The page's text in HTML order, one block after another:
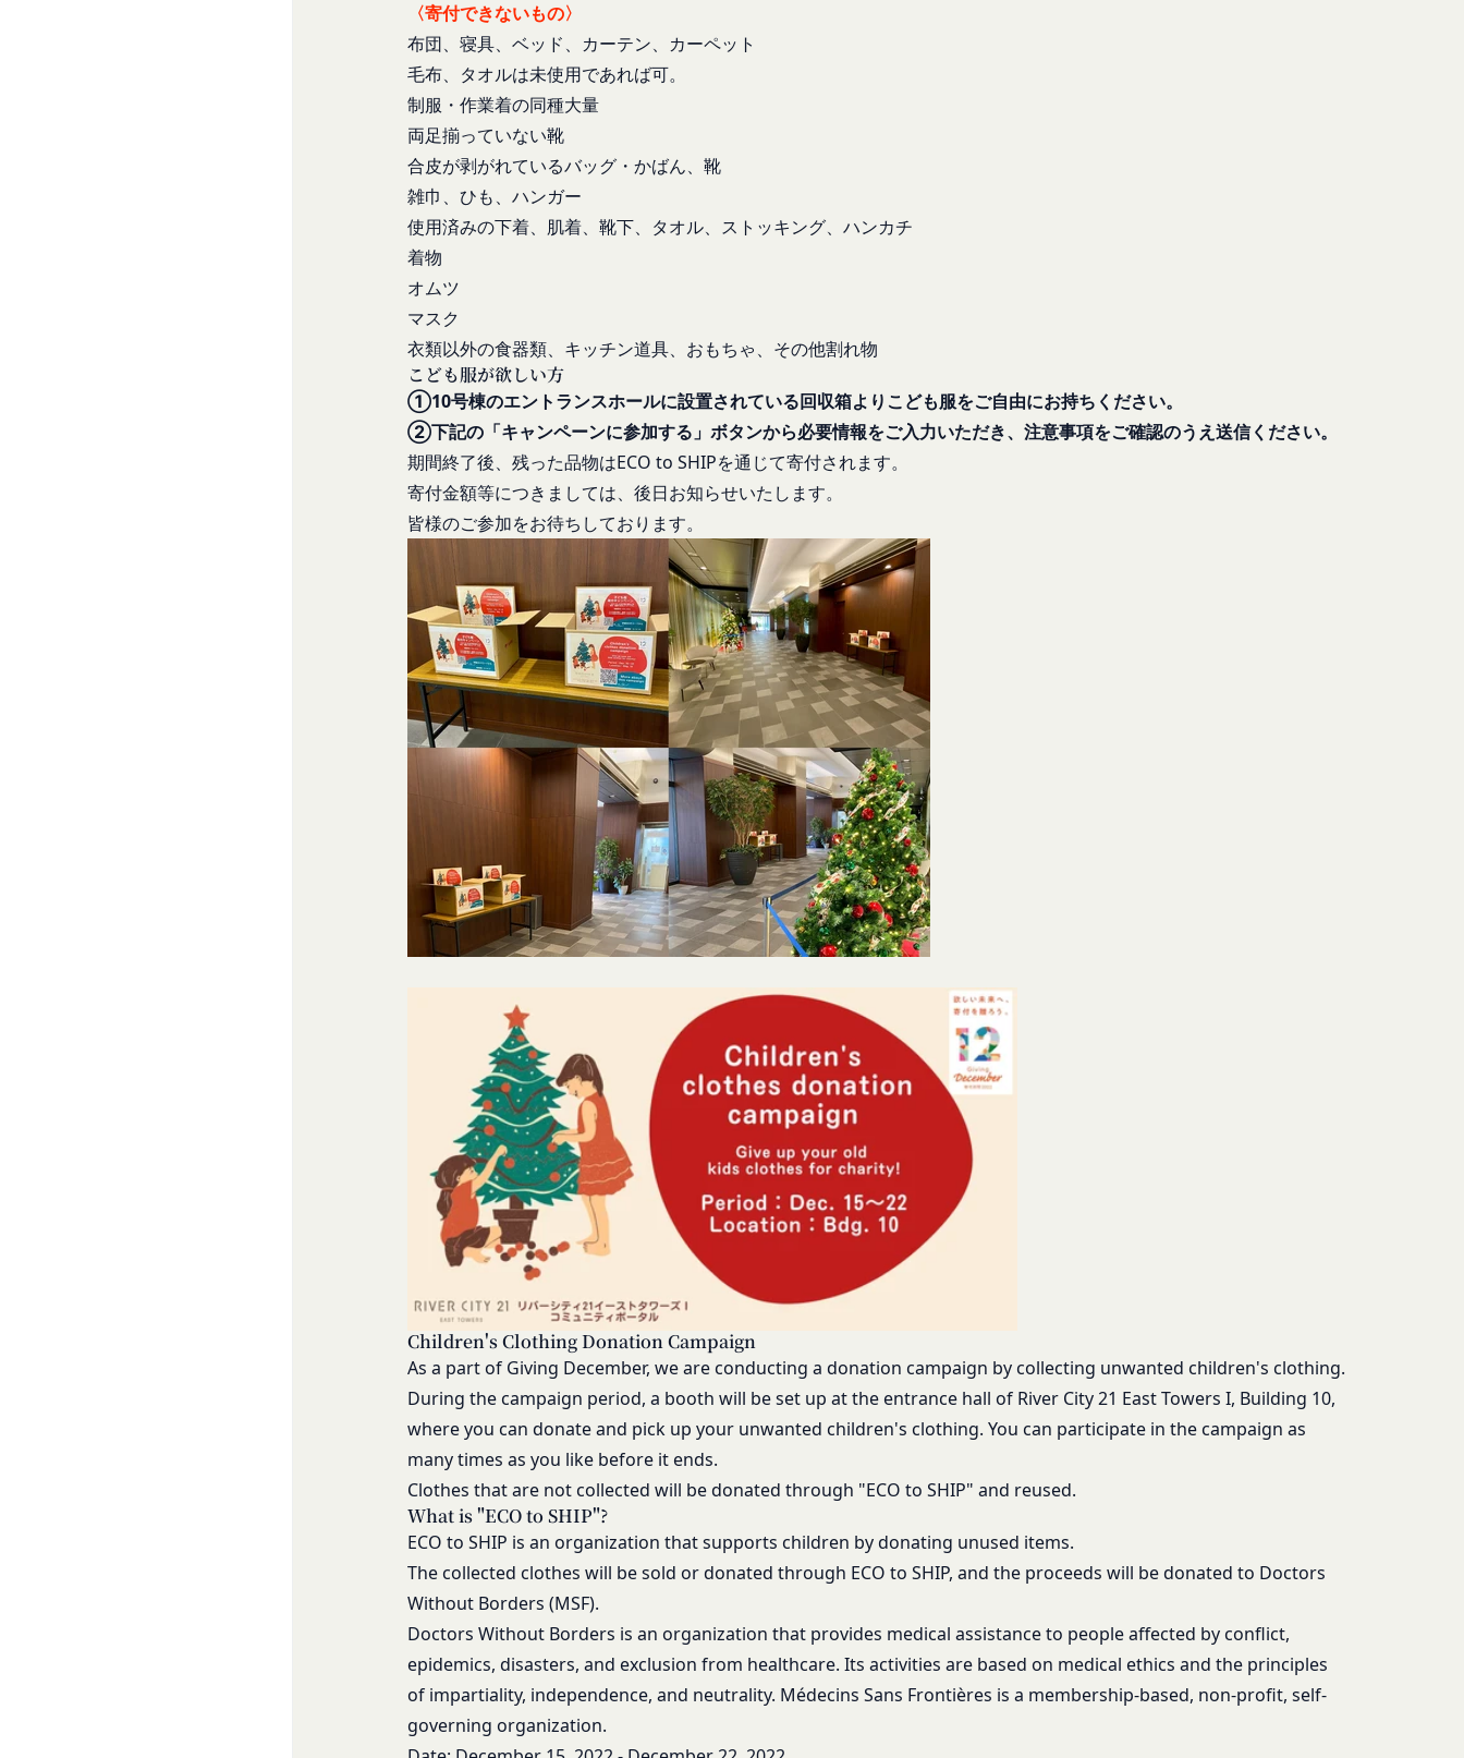
〈寄付できないもの〉
布団、寝具、ベッド、カーテン、カーペット
毛布、タオルは未使用であれば可。
制服・作業着の同種大量
両足揃っていない靴
合皮が剥がれているバッグ・かばん、靴
雑巾、ひも、ハンガー
使用済みの下着、肌着、靴下、タオル、ストッキング、ハンカチ
着物
オムツ
マスク
衣類以外の食器類、キッチン道具、おもちゃ、その他割れ物
こども服が欲しい方
①10号棟のエントランスホールに設置されている回収箱よりこども服をご自由にお持ちください。
②下記の「キャンペーンに参加する」ボタンから必要情報をご入力いただき、注意事項をご確認のうえ送信ください。
期間終了後、残った品物はECO to SHIPを通じて寄付されます。
寄付金額等につきましては、後日お知らせいたします。
皆様のご参加をお待ちしております。
Children's Clothing Donation Campaign
As a part of Giving December, we are conducting a donation campaign by collecting unwanted children's clothing.
During the campaign period, a booth will be set up at the entrance hall of River City 21 East Towers I, Building 10,
where you can donate and pick up your unwanted children's clothing. You can participate in the campaign as
many times as you like before it ends.
Clothes that are not collected will be donated through "ECO to SHIP" and reused.
What is "ECO to SHIP"?
ECO to SHIP is an organization that supports children by donating unused items.
The collected clothes will be sold or donated through ECO to SHIP, and the proceeds will be donated to Doctors
Without Borders (MSF).
Doctors Without Borders is an organization that provides medical assistance to people affected by conflict,
epidemics, disasters, and exclusion from healthcare. Its activities are based on medical ethics and the principles
of impartiality, independence, and neutrality. Médecins Sans Frontières is a membership-based, non-profit, self-
governing organization.
委託先等の管理
当社は、業務を委託するため委託先にお客様情報を提供または開示する場合、当該委託先に対し、適切な取扱いお
よび保護を行わせ、第三者への開示・提供および当社の提供目的以外の目的での利用を行わないよう適切に管理お
よび監督します。
開示・訂正等
お客様がご自身の個人情報の内容を確認、訂正または利用停止を希望される場合には、個人情報保護法その他の法
令により当社が義務を負う範囲において、速やかに対応させていただきます。
なお、かかる場合には、本人確認をさせていただく場合があります。
お問い合わせ
開示等のご希望、ご意見、ご質問、苦情のお申し出その他個人情報の取り扱いに関するお問い合わせは、下記の窓
口までお願いいたします。
メールによるお問い合わせ
営業時間内に順次回答いたします。
お問い合わせ内容によっては回答にお時間をいただく場合や、ご返答できない場合がございます。あらかじめご了
承いただきますようお願い致します。
「@goyoh.jp」を含むメールアドレスから受信できるよう、あらかじめご設定ください。
メールによるお問い合わせについて、お客さまの個人情報保護のため、SSL通信を使用しております。お客さまが
お使いのブラウザがSSL通信非対応の場合には、このお問い合わせフォームは利用できませんので、その場合には
お電話でのお問い合わせをお願いいたします。
組織・体制
当社は、管理担当役員を利用者情報管理責任者とし、利用者情報の適正な管理及び継続的な改善を実施します。
当社は、以下の場合には、何らの責任を負いません。
お客様ご本人が本サービスの機能又は別の手段を用いて第三者に利用者情報を明らかにした場合
お客様が自ら本サービス上に入力した情報等により、個人を識別し得る状態に至った場合
当社は、利用者情報の取扱いに関する運用状況を適宜見直し、継続的な改善に努めるものとし、必要に応じて、本
ポリシーをお客様の事前の了承を得ることなく変更することがあります。変更後の本ポリシーについては、当社が
別途定める場合を除いて、当社ウェブサイトでの公示後、すぐに効力が発生するものとします。但し、法令上お客
様の同意が必要となるような内容の変更を行うときは、当社が定める方法により、お客様の同意を取得するものと
当社が提供するサービスは、当社が管理するサービス以外のサービスへのリンクを含む場合があり、これら外部サ
ービスにおける内容や利用者情報の保護については、当社は一切責任を負いません。
発効日：2021年9月1日
する等反社会的勢力等との何らかの交流もしくは関係を行っていると当社が判断した場合
その他会員登録が適当でないと当社が判断した場合
第5条（登録内容の変更）
会員は、登録情報の内容の全部または一部に関して変更が生じた場合、直ちに当社所定の方法により登録内容を変
更する手続きを行うものとします。
会員が前項に定める変更手続きを行わなかった場合には、既に登録済みの情報に基づく処理を適正・有効なものと
することをあらかじめ承諾します。
会員が本条第１項に定める変更手続きを行わなかったことにより生じた損害について、当社は一切責任を負いませ
第6条（IDおよびパスワードの管理）
会員は、会員登録等の際に会員本人が設定し、承認・登録されたお客様IDおよびパスワードの利用、管理につい
会員は、お客様IDおよびパスワードの第三者への譲渡、承継、名義変更、貸与、開示又は漏洩してはならないも
のとします。
会員のお客様IDおよびパスワードの使用上の過失または第三者による不正使用等に起因する損害について、当社
は一切責任を負わないものとします。 会員のお客様IDおよびパスワードの失念に起因する損害について、当社は
一切の責任を負わないものとします。
当社は、当社所定の方法により会員のお客様IDおよびパスワードの一致を確認した場合、当該お客様IDおよびパ
スワードに基づく会員が、本サービスを利用したものとみなし、その場合の責任は全て当該会員に帰属するものと
第7条（会員の退会）
会員は、当社所定の退会手続の完了により、会員登録を抹消することができます。
第8条（禁止事項）
会員は、本サービスの利用に際して、以下の各号のいずれかに該当する行為または該当するおそれのある行為を行
ってはならないものとします。
本規約および法令に違反する行為、犯罪に結びつく行為または公序良俗に反する行為
会員登録または登録内容の変更の際に虚偽の会員情報を入力する行為
本サービスの運営を妨害するおそれのある行為または本サービスに支障を生じさせるおそれのある行為
当社または第三者の財産権、プライバシー権、著作権等の知的財産権、その他の権利または利益を侵害する行
当社または第三者を誹謗、中傷する行為
当社もしくは第三者に対して、迷惑、不利益または損害を与える行為
お客様IDおよびパスワードを不正に使用する行為
同業者の再販など、営利目的で商品等を購入する行為
その他、当社が不適切と判断する行為
会員の行為が本規約に違反すると当社が判断した場合、当社は、通知または催告をすることなく、当該会員の登録
定義します。）の削除その他の必要な措置を講じることができるものとします。
当社が前項に定める措置を講じた場合において、当社は、会員に対し、当該措置を講じた理由を開示する義務及び
当該措置により会員に生じた損害を賠償する義務並びにその他一切の義務を負わないものとします。
第9条（当社が提供するコンテンツに関する知的財産権等）
本サービスを通じて会員に提供する文章、イラスト、デザイン、写真、画像、ロゴ、アイコン、映像、プログラム
等（以下「コンテンツ」といいます。）の著作権、商標権およびその他の知的財産権は全て当社または当社にコン
テンツの使用を許諾する者に帰属するものであり、会員はこれらの権利を侵害する行為を行わないものとします。
目的の如何を問わず、本サービスのコンテンツその他掲載内容の全部または一部を権利者の許可なく使用（複製、
改変、転用、転送、配布、掲示、販売、出版など）する行為は固く禁止します。
会員は、前2項の規定に違反して第三者との間で問題が生じた場合、自己の責任と費用においてかかる問題を解決
するとともに当社に何等の損害、損失または不利益等を与えないものとします。
当社所定の方法により会員が提供する商品レビュー、画像データその他一切の提供物（以下、これらをまとめて
「提供物」といいます。）に関する知的財産権等の権利は、従前どおり会員が保持するものとし、当社がかかる権
利を取得することはありません。
前項にかかわらず、会員は当社に対し、提供物に関し、無償、地域無限定、非独占的、サブライセンス可能かつ譲
渡可能な使用、複製、配布、派生著作物の作成、表示および実行（以下「使用等」といいます。）に関する権利を
付与するものとします。
会員は、提供物について、自らが使用等についての適法な権利を有していることおよび提供物が第三者の権利を侵
害していないことについて保証するものとします。
会員は、当社および当社から提供物の権利を承継しまたは使用許諾を受けた第三者に対して、著作者人格権を行使
しないことをあらかじめ承諾するものとします。
当社は、本サービスの利用に関して、書面の送付、電子メールの送信、当社ウェブサイト上における掲示その他当
社が適当と認める方法により会員に通知を行うことができるものとし、会員はこれに同意するものとします。
当社は、前項に定める通知を書面の送付、電子メールの送信によって行う場合、会員が申込時（変更手続きを行っ
た場合は、当該変更時とします。）に届け出た連絡先に対して通知を行えば足りるものとし、当該通知は通常到達
すべき時に会員に到達したものとみなします。
当社は、本条第１項の通知を当社ウェブサイト上における掲示の方法によって行う場合、当該通知が当社ウェブサ